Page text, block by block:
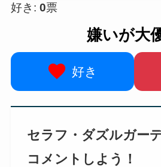
好き: 0票
嫌いが大
好き
セラフ・ダズルガー
コメントしよう！